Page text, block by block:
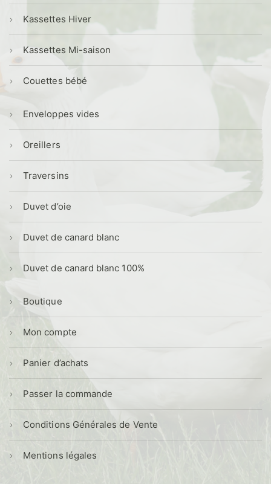
Kassettes Hiver
Kassettes Mi-saison
Couettes bébé
Enveloppes vides
Oreillers
Traversins
Duvet d’oie
Duvet de canard blanc
Duvet de canard blanc 100%
Boutique
Mon compte
Panier d’achats
Passer la commande
Conditions Générales de Vente
Mentions légales